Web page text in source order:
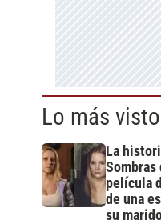
Lo más
La
Sombras
película
de una
su